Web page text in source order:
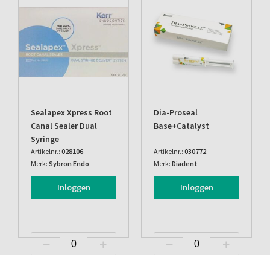
Sealapex Xpress Root
Canal Sealer Dual
Syringe
Artikelnr.: 028106
Merk: Sybron Endo
Inloggen
Dia-Proseal
Base+catalyst
Artikelnr.: 030772
Merk: Diadent
Inloggen